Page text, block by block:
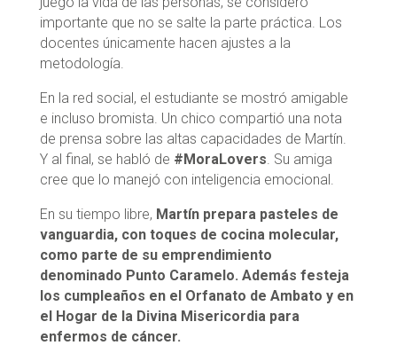
importante que no se salte la parte práctica. Los
docentes únicamente hacen ajustes a la
metodología.
En la red social, el estudiante se mostró amigable
e incluso bromista. Un chico compartió una nota
de prensa sobre las altas capacidades de Martín.
Y al final, se habló de #MoraLovers . Su amiga
cree que lo manejó con inteligencia emocional.
En su tiempo libre, Martín prepara pasteles de
vanguardia, con toques de cocina molecular,
como parte de su emprendimiento
denominado Punto Caramelo. Además festeja
los cumpleaños en el Orfanato de Ambato y en
el Hogar de la Divina Misericordia para
enfermos de cáncer.